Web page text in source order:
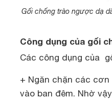
Gối chống trào ngược dạ
Công dụng của gối
Các công dụng của
+ Ngăn chặn các
vào ban đêm. Nhờ